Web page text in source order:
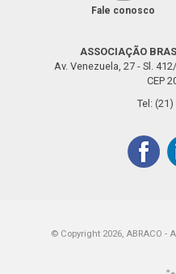
Fale conosco
ASSOCIAÇÃO
Av. Venezuela, 27 - Sl.
CEP
Tel:
© Copyright 2026, ABRACO -